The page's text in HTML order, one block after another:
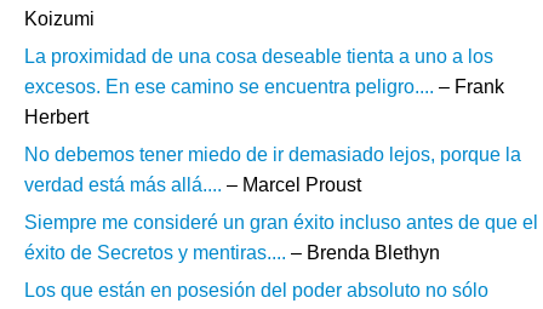
Koizumi
La proximidad de una cosa deseable tienta a uno a los
excesos. En ese camino se encuentra peligro.... – Frank
Herbert
No debemos tener miedo de ir demasiado lejos, porque la
verdad está más allá.... – Marcel Proust
Siempre me consideré un gran éxito incluso antes de que el
éxito de Secretos y mentiras.... – Brenda Blethyn
Los que están en posesión del poder absoluto no sólo